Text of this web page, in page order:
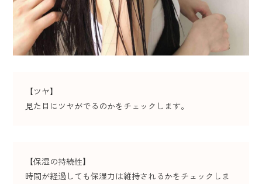
【ツヤ】
見た目にツヤがでるのかをチェックします。
【保湿の持続性】
時間が経過しても保湿力は維持されるかをチェックしま